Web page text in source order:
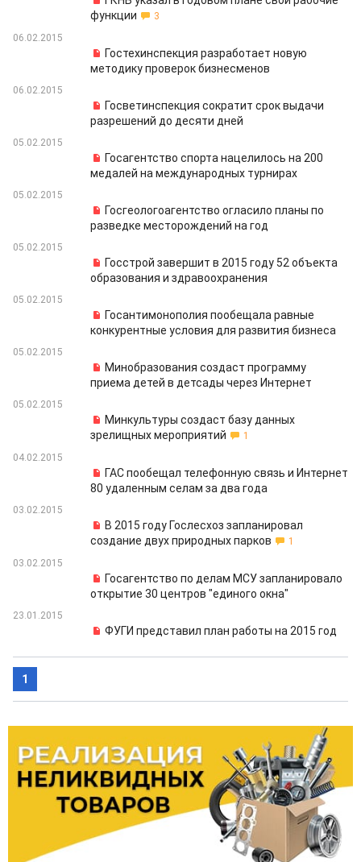
функции
3
06.02.2015
Гостехинспекция разработает новую
методику проверок бизнесменов
06.02.2015
Госветинспекция сократит срок выдачи
разрешений до десяти дней
05.02.2015
Госагентство спорта нацелилось на 200
медалей на международных турнирах
05.02.2015
Госгеологоагентство огласило планы по
разведке месторождений на год
05.02.2015
Госстрой завершит в 2015 году 52 объекта
образования и здравоохранения
05.02.2015
Госантимонополия пообещала равные
конкурентные условия для развития бизнеса
05.02.2015
Минобразования создаст программу
приема детей в детсады через Интернет
05.02.2015
Минкультуры создаст базу данных
зрелищных мероприятий
1
04.02.2015
ГАС пообещал телефонную связь и Интернет
80 удаленным селам за два года
03.02.2015
В 2015 году Гослесхоз запланировал
создание двух природных парков
1
03.02.2015
Госагентство по делам МСУ запланировало
открытие 30 центров "единого окна"
23.01.2015
ФУГИ представил план работы на 2015 год
1